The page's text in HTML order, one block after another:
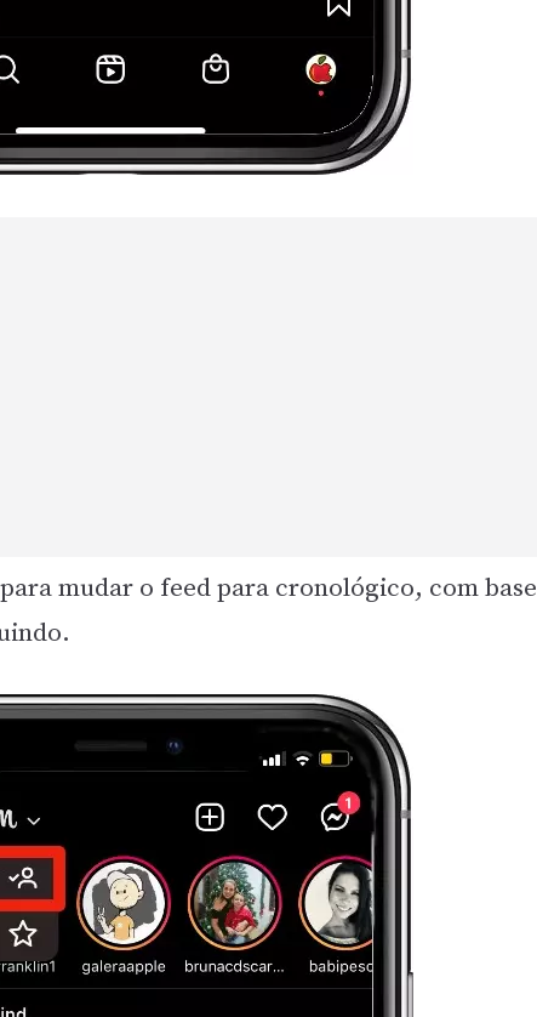
mudar o feed para cronológico, com base